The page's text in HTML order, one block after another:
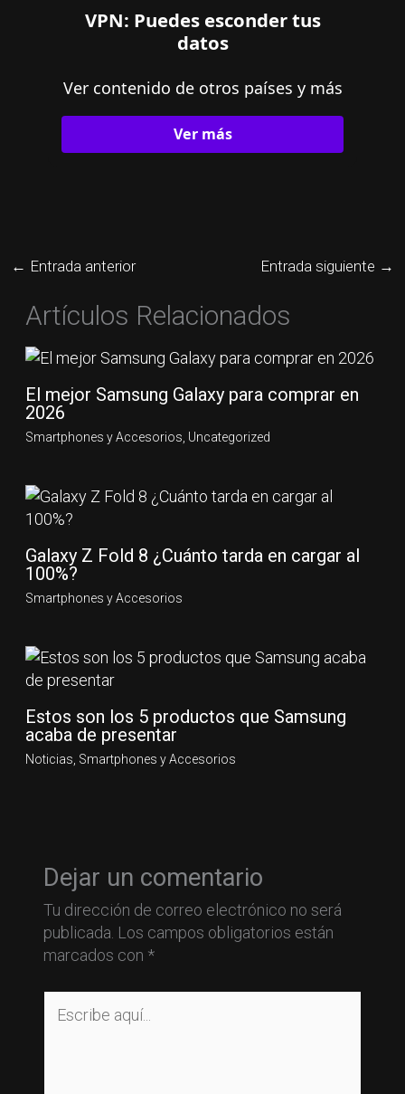
VPN: Puedes esconder tus
datos
Ver contenido de otros países y más
Ver más
← Entrada anterior Entrada siguiente →
Artículos Relacionados
El mejor Samsung Galaxy para comprar en
2026
Smartphones y Accesorios Uncategorized
Galaxy Z Fold 8 ¿Cuánto tarda en cargar al
100%?
Smartphones y Accesorios
Estos son los 5 productos que Samsung
acaba de presentar
Noticias Smartphones y Accesorios
Dejar un comentario
Tu dirección de correo electrónico no será
publicada. Los campos obligatorios están
marcados con *
aquí...